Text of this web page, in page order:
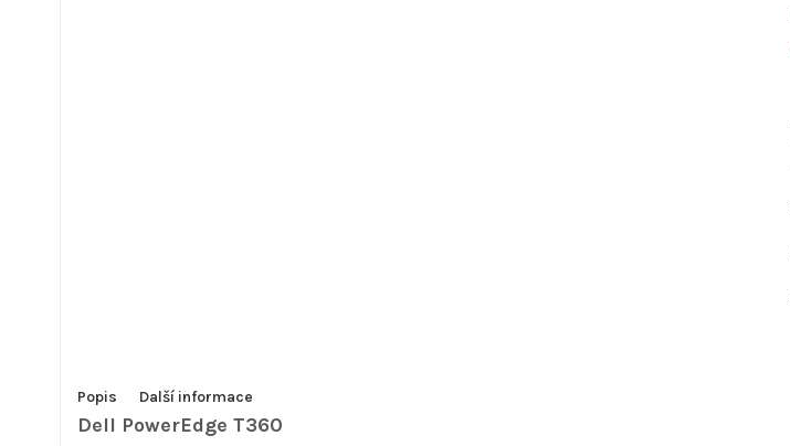
Popis Další informace
Dell PowerEdge T360